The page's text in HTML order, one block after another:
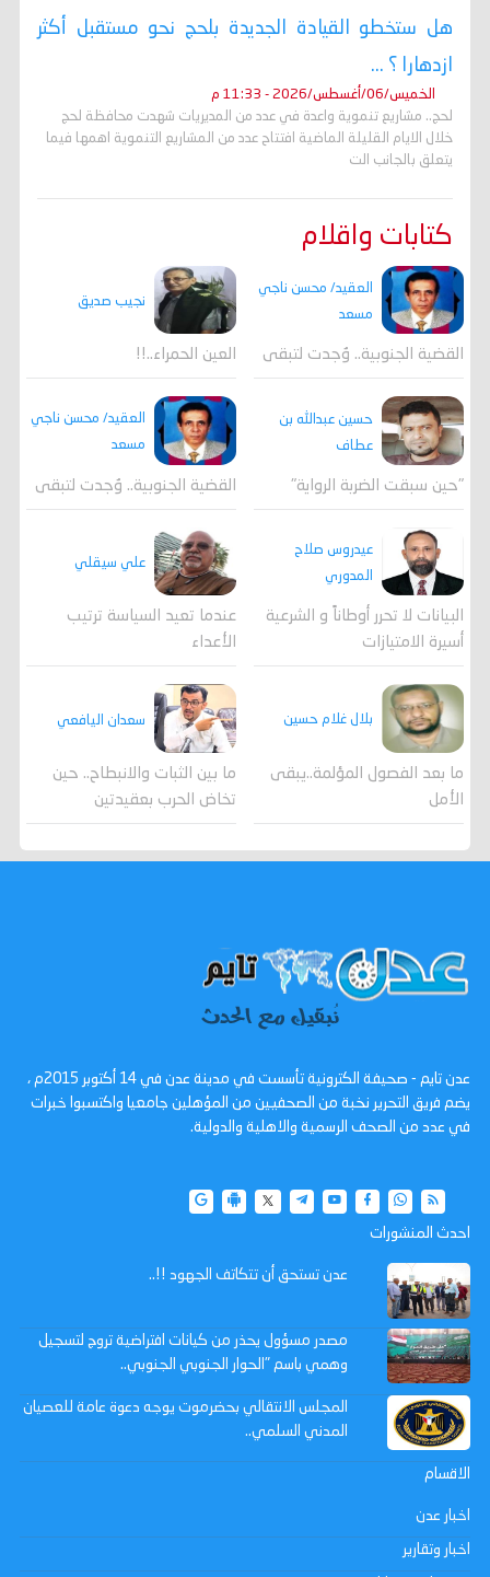
هل ستخطو القيادة الجديدة بلحج نحو مستقبل أكثر
ازدهارا ؟ ...
الخميس/06/أغسطس/2026 - 11:33 م
لحج.. مشاريع تنموية واعدة في عدد من المديريات شهدت محافظة لحج
خلال الايام القليلة الماضية افتتاح عدد من المشاريع التنموية اهمها فيما
يتعلق بالجانب الت
كتابات واقلام
العقيد/ محسن ناجي
مسعد
القضية الجنوبية.. وُجدت لتبقى
نجيب صديق
العين الحمراء..!!
حسين عبدالله بن
عطاف
"حين سبقت الضربة الرواية"
العقيد/ محسن ناجي
مسعد
القضية الجنوبية.. وُجدت لتبقى
عيدروس صلاح
المدوري
البيانات لا تحرر أوطاناً و الشرعية
أسيرة الامتيازات
علي سيقلي
عندما تعيد السياسة ترتيب
الأعداء
بلال غلام حسين
ما بعد الفصول المؤلمة..يبقى
الأمل
سعدان اليافعي
ما بين الثبات والانبطاح.. حين
تخاض الحرب بعقيدتين
عدن تايم - صحيفة الكترونية تأسست في مدينة عدن في 14 أكتوبر 2015م ،
يضم فريق التحرير نخبة من الصحفيين من المؤهلين جامعيا واكتسبوا خبرات
في عدد من الصحف الرسمية والاهلية والدولية.
احدث المنشورات
عدن تستحق أن تتكاتف الجهود !!..
مصدر مسؤول يحذر من كيانات افتراضية تروج لتسجيل
وهمي باسم "الحوار الجنوبي الجنوبي..
المجلس الانتقالي بحضرموت يوجه دعوة عامة للعصيان
المدني السلمي..
الاقسام
اخبار عدن
اخبار وتقارير